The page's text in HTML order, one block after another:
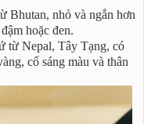
Bhutan, nhỏ và ngắn hơn
hoặc đen.
từ Nepal, Tây Tạng, có
cổ sáng màu và thân